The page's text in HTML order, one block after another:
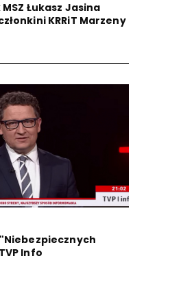
Łukasz Jasina
KRRiT Marzeny
Info